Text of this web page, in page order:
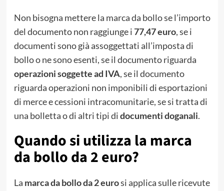
Non bisogna mettere la marca da bollo se l’importo
del documento non raggiunge i77,47 euro, se i
documenti sono già assoggettati all’imposta di
bollo o ne sono esenti, se il documento riguarda
operazioni soggette ad IVA, se il documento
riguarda operazioni non imponibili di esportazioni
di merce e cessioni intracomunitarie, se si tratta di
una bolletta o di altri tipi didocumenti doganali.
Quando si utilizza la marca
da bollo da 2 euro?
La marca da bollo da 2 eurosi applica sulle ricevute